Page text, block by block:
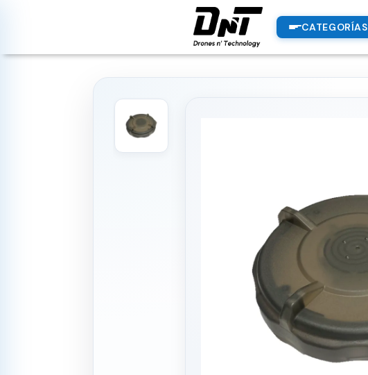
CATEGORÍAS
PRODUCTOS
productos destacados